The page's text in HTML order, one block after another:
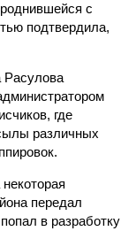
с
подтвердила,
Расулова
где
различных
передал
в разработку